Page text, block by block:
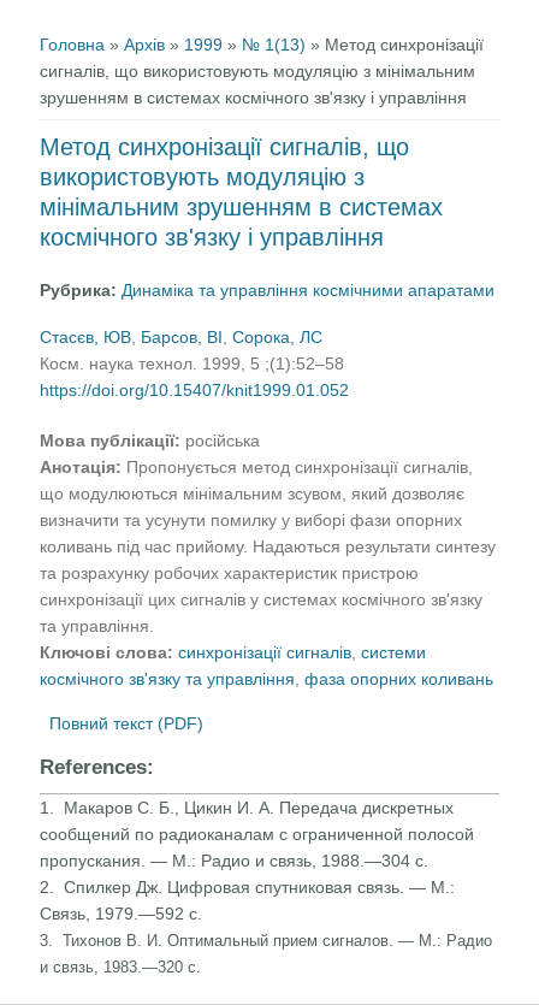
Головна »Архів » 1999 » № 1(13) » Метод синхронізації
сигналів, що використовують модуляцію з мінімальним
зрушенням в системах космічного зв'язку і управління
Метод синхронізації сигналів, що
використовують модуляцію з
мінімальним зрушенням в системах
космічного зв'язку і управління
Рубрика: Динаміка та управління космічними апаратами
Стасєв, ЮВ Барсов, ВІ ,Сорока, ЛС
Косм. наука технол. 1999, 5 ;(1):52–58
https://doi.org/10.15407/knit1999.01.052
Мова публікації: російська
Анотація: Пропонується метод синхронізації сигналів,
що модулюються мінімальним зсувом, який дозволяє
визначити та усунути помилку у виборі фази опорних
коливань під час прийому. Надаються результати синтезу
та розрахунку робочих характеристик пристрою
синхронізації цих сигналів у системах космічного зв'язку
та управління.
Ключові слова: синхронізації сигналів ,системи
космічного зв'язку та управління ,фаза опорних коливань
Повний текст (PDF)
References:
1. Макаров С. Б., Цикин И. А. Передача дискретных
сообще­ний по радиоканалам с ограниченной полосой
пропуска­ния. — М.: Радио и связь, 1988.—304 с.
2. Спилкер Дж. Цифровая спутниковая связь. — М.:
Связь, 1979.—592 с.
3. Тихонов В. И. Оптимальный прием сигналов. — М.: Радио
и связь, 1983.—320 с.